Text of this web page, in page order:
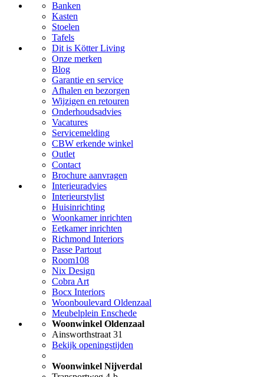
Banken
Kasten
Stoelen
Tafels
Dit is Kötter Living
Onze merken
Blog
Garantie en service
Afhalen en bezorgen
Wijzigen en retouren
Onderhoudsadvies
Vacatures
Servicemelding
CBW erkende winkel
Outlet
Contact
Brochure aanvragen
Interieuradvies
Interieurstylist
Huisinrichting
Woonkamer inrichten
Eetkamer inrichten
Richmond Interiors
Passe Partout
Room108
Nix Design
Cobra Art
Bocx Interiors
Woonboulevard Oldenzaal
Meubelplein Enschede
Woonwinkel Oldenzaal
Ainsworthstraat 31
Bekijk openingstijden
Woonwinkel Nijverdal